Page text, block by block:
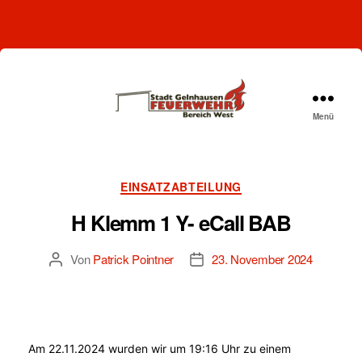
Menü
Kategorien
EINSATZABTEILUNG
H Klemm 1 Y- eCall BAB
Beitragsautor
VonPatrick Pointner Beitragsdatum
23. November 2024
Am 22.11.2024 wurden wir um 19:16 Uhr zu einem